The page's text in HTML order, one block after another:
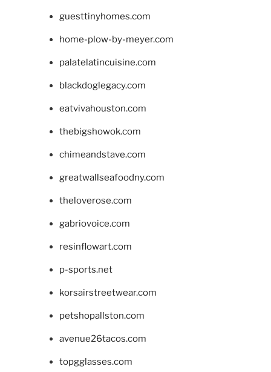
guesttinyhomes.com
home-plow-by-meyer.com
palatelatincuisine.com
blackdoglegacy.com
eatvivahouston.com
thebigshowok.com
chimeandstave.com
greatwallseafoodny.com
theloverose.com
gabriovoice.com
resinflowart.com
p-sports.net
korsairstreetwear.com
petshopallston.com
avenue26tacos.com
topgglasses.com